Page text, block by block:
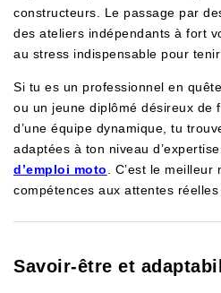
constructeurs. Le passage par
des ateliers indépendants à fort
au stress indispensable pour
Si tu es un professionnel en
ou un jeune diplômé désireux de
d’une équipe dynamique, tu
adaptées à ton niveau
d’emploi moto . C’est le
compétences aux attentes réelles
Savoir-être et